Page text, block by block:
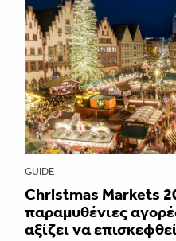
GUIDE
Christmas Markets
παραμυθένιες
αξίζει να